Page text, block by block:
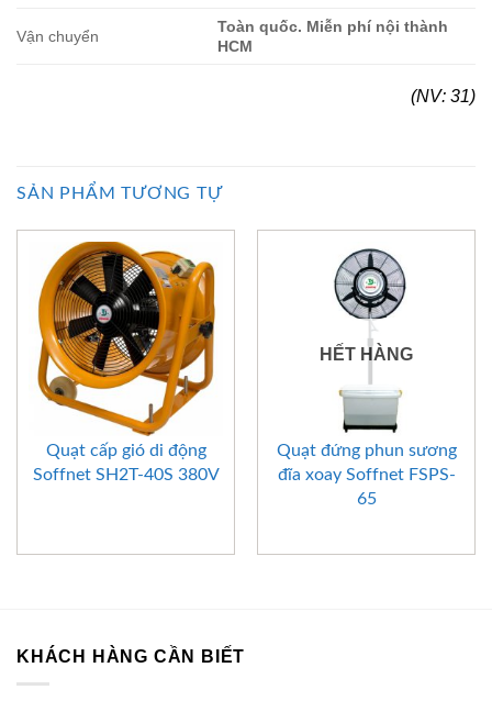
Vận chuyển
Toàn quốc. Miễn phí nội thành
HCM
(NV: 31)
SẢN PHẨM TƯƠNG TỰ
Quạt cấp gió di động
Soffnet SH2T-40S 380V
HẾT HÀNG
Quạt đứng phun sương
đĩa xoay Soffnet FSPS-
65
KHÁCH HÀNG CẦN BIẾT